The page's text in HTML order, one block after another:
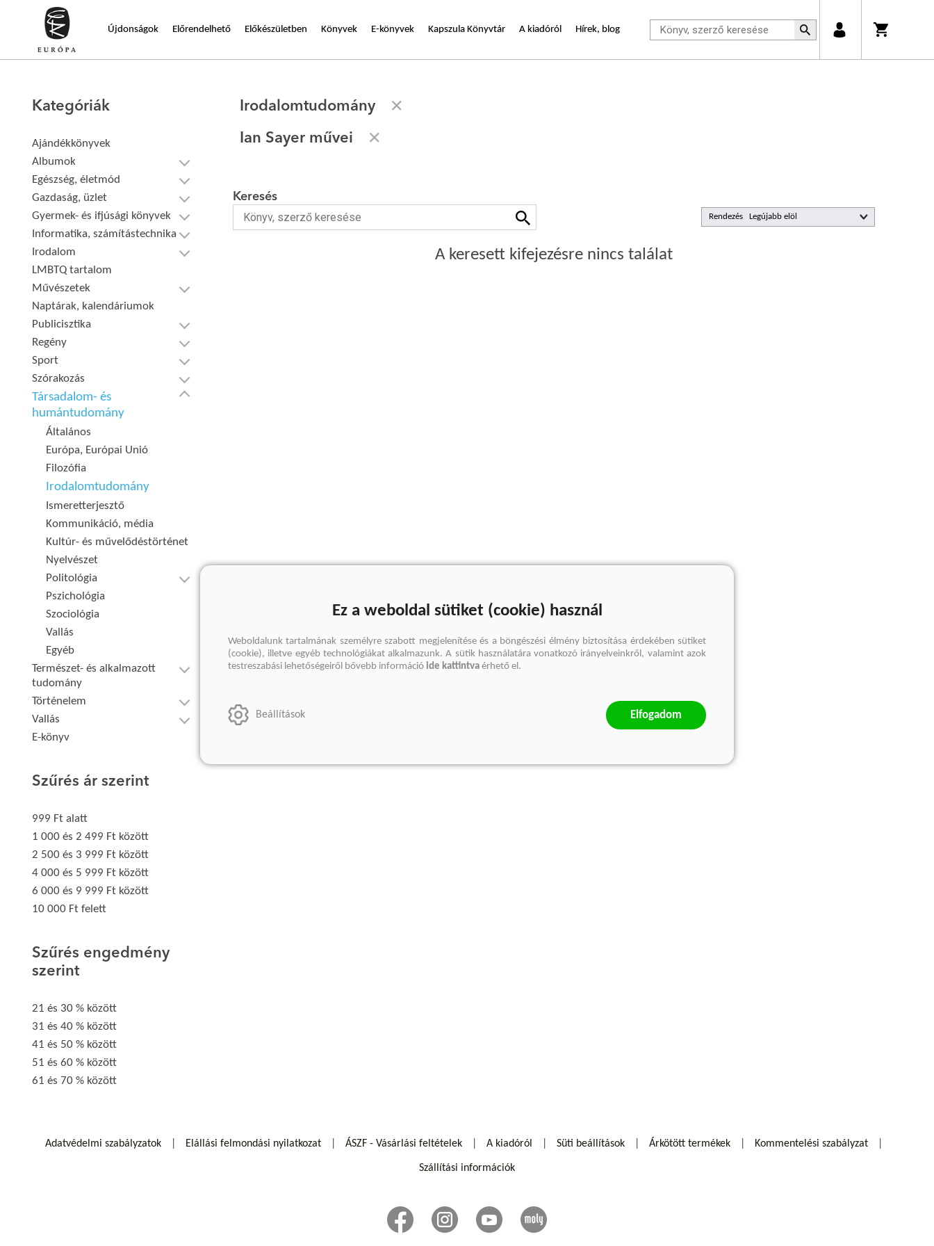
Újdonságok Előrendelhető Előkészületben Könyvek E-könyvek Kapszula Könyvtár A kiadóról Hírek, blog
Kategóriák
Ajándékkönyvek
Albumok
Egészség, életmód
Gazdaság, üzlet
Gyermek- és ifjúsági könyvek
Informatika, számítástechnika
Irodalom
LMBTQ tartalom
Művészetek
Naptárak, kalendáriumok
Publicisztika
Regény
Sport
Szórakozás
Társadalom- és
humántudomány
Általános
Európa, Európai Unió
Filozófia
Irodalomtudomány
Ismeretterjesztő
Kommunikáció, média
Kultúr- és művelődéstörténet
Nyelvészet
Politológia
Pszichológia
Szociológia
Vallás
Egyéb
Természet- és alkalmazott
tudomány
Történelem
Vallás
E-könyv
Szűrés ár szerint
999 Ft alatt
1 000 és 2 499 Ft között
2 500 és 3 999 Ft között
4 000 és 5 999 Ft között
6 000 és 9 999 Ft között
10 000 Ft felett
Szűrés engedmény
szerint
21 és 30 % között
31 és 40 % között
41 és 50 % között
51 és 60 % között
61 és 70 % között
Irodalomtudomány
Ian Sayer művei
Rendezés
Keresés
A keresett kifejezésre nincs találat
Adatvédelmi szabályzatok Elállási felmondási nyilatkozat ÁSZF - Vásárlási feltételek A kiadóról Süti beállítások Árkötött termékek Kommentelési szabályzat
Szállítási információk
Ez a weboldal sütiket (cookie) használ
Weboldalunk tartalmának személyre szabott megjelenítése és a böngészési élmény biztosítása érdekében sütiket
(cookie), illetve egyéb technológiákat alkalmazunk. A sütik használatára vonatkozó irányelveinkről, valamint azok
testreszabási lehetőségeiről bővebb információ ide kattintva érhető el.
Beállítások Elfogadom